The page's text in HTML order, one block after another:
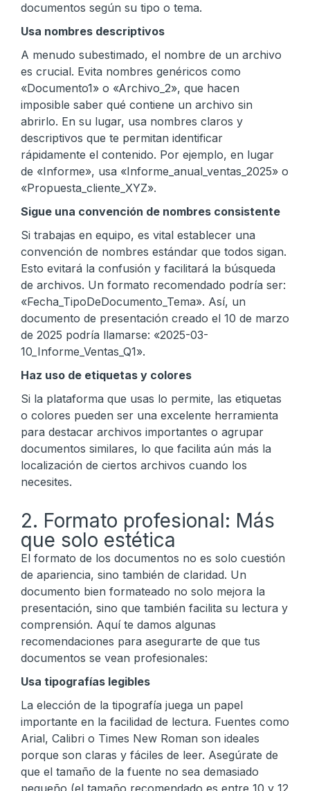
documentos según su tipo o tema.
Usa nombres descriptivos
A menudo subestimado, el nombre de un archivo
es crucial. Evita nombres genéricos como
«Documento1» o «Archivo_2», que hacen
imposible saber qué contiene un archivo sin
abrirlo. En su lugar, usa nombres claros y
descriptivos que te permitan identificar
rápidamente el contenido. Por ejemplo, en lugar
de «Informe», usa «Informe_anual_ventas_2025» o
«Propuesta_cliente_XYZ».
Sigue una convención de nombres consistente
Si trabajas en equipo, es vital establecer una
convención de nombres estándar que todos sigan.
Esto evitará la confusión y facilitará la búsqueda
de archivos. Un formato recomendado podría ser:
«Fecha_TipoDeDocumento_Tema». Así, un
documento de presentación creado el 10 de marzo
de 2025 podría llamarse: «2025-03-
10_Informe_Ventas_Q1».
Haz uso de etiquetas y colores
Si la plataforma que usas lo permite, las etiquetas
o colores pueden ser una excelente herramienta
para destacar archivos importantes o agrupar
documentos similares, lo que facilita aún más la
localización de ciertos archivos cuando los
necesites.
2. Formato profesional: Más
que solo estética
El formato de los documentos no es solo cuestión
de apariencia, sino también de claridad. Un
documento bien formateado no solo mejora la
presentación, sino que también facilita su lectura y
comprensión. Aquí te damos algunas
recomendaciones para asegurarte de que tus
documentos se vean profesionales:
Usa tipografías legibles
La elección de la tipografía juega un papel
importante en la facilidad de lectura. Fuentes como
Arial, Calibri o Times New Roman son ideales
porque son claras y fáciles de leer. Asegúrate de
que el tamaño de la fuente no sea demasiado
pequeño (el tamaño recomendado es entre 10 y 12